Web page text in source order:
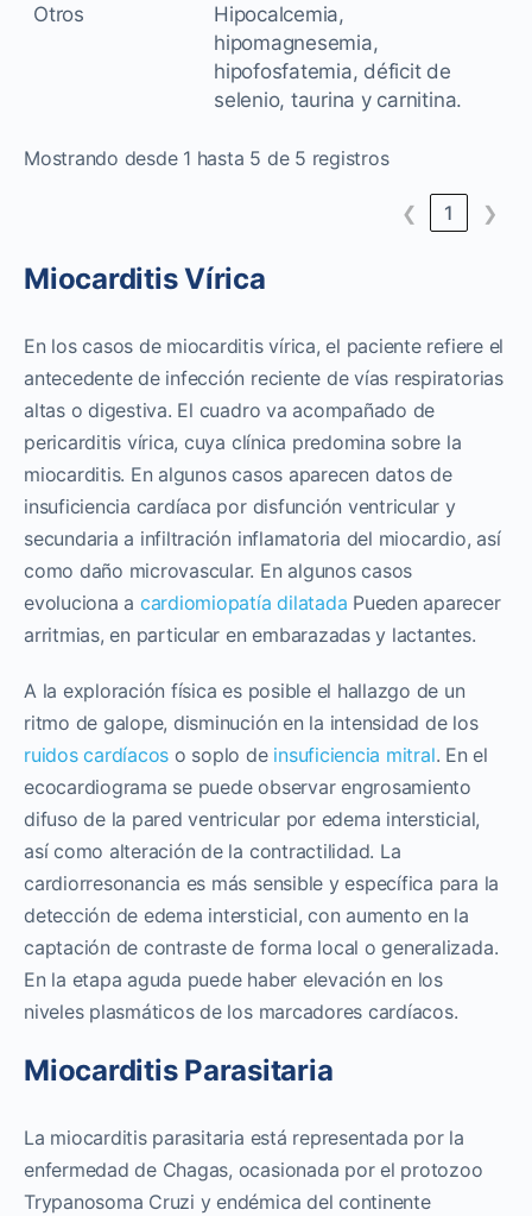
Otros
Hipocalcemia,
hipomagnesemia,
hipofosfatemia, déficit de
selenio, taurina y carnitina.
Mostrando desde 1 hasta 5 de 5 registros
❮ 1 ❯
Miocarditis Vírica
En los casos de miocarditis vírica, el paciente refiere el
antecedente de infección reciente de vías respiratorias
altas o digestiva. El cuadro va acompañado de
pericarditis vírica, cuya clínica predomina sobre la
miocarditis. En algunos casos aparecen datos de
insuficiencia cardíaca por disfunción ventricular y
secundaria a infiltración inflamatoria del miocardio, así
como daño microvascular. En algunos casos
evoluciona a cardiomiopatía dilatada Pueden aparecer
arritmias, en particular en embarazadas y lactantes.
A la exploración física es posible el hallazgo de un
ritmo de galope, disminución en la intensidad de los
ruidos cardíacos o soplo de insuficiencia mitral. En el
ecocardiograma se puede observar engrosamiento
difuso de la pared ventricular por edema intersticial,
así como alteración de la contractilidad. La
cardiorresonancia es más sensible y específica para la
detección de edema intersticial, con aumento en la
captación de contraste de forma local o generalizada.
En la etapa aguda puede haber elevación en los
niveles plasmáticos de los marcadores cardíacos.
Miocarditis Parasitaria
La miocarditis parasitaria está representada por la
enfermedad de Chagas, ocasionada por el protozoo
Trypanosoma Cruzi y endémica del continente